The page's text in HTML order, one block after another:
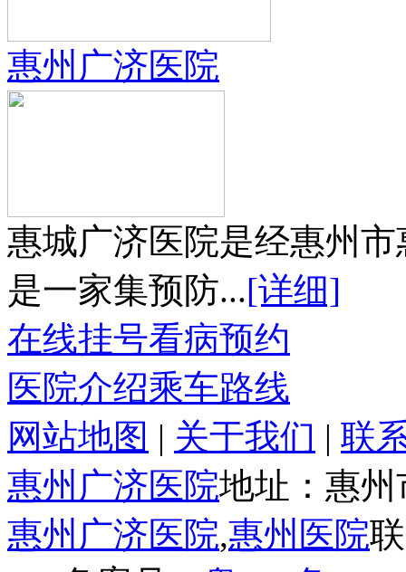
惠州广济医院
惠城广济医院是经惠州
是一家集预防...[详细]
在线挂号看病预约
医院介绍乘车路线
网站地图 | 关于我们 | 联
惠州广济医院地址：惠
惠州广济医院,惠州医院